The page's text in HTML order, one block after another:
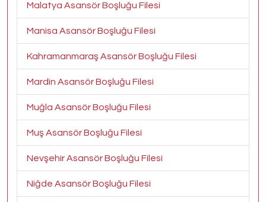
Malatya Asansör Boşluğu Filesi
Manisa Asansör Boşluğu Filesi
Kahramanmaraş Asansör Boşluğu Filesi
Mardin Asansör Boşluğu Filesi
Muğla Asansör Boşluğu Filesi
Muş Asansör Boşluğu Filesi
Nevşehir Asansör Boşluğu Filesi
Niğde Asansör Boşluğu Filesi